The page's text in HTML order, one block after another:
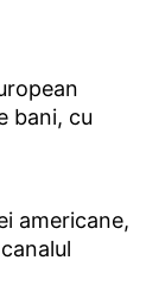
bani, cu
americane,